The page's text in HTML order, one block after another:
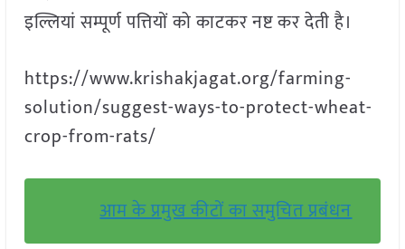
इल्लियां सम्पूर्ण पत्तियों को काटकर नष्ट कर देती है।
https://www.krishakjagat.org/farming-
solution/suggest-ways-to-protect-wheat-
crop-from-rats/
आम के प्रमुख कीटों का समुचित प्रबंधन